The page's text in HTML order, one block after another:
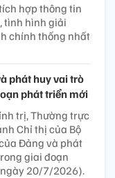
hợp thông tin
tình hình giải
chính thống nhất
phát huy vai trò
phát triển mới
trị, Thường trực
Chỉ thị của Bộ
Đảng và phát
giai đoạn
20/7/2026).